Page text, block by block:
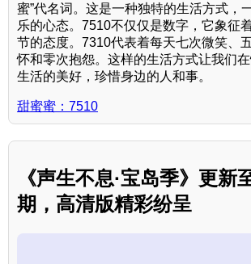
蜜”代名词。这是一种独特的生活方式，
乐的心态。7510不仅仅是数字，它象征
节的态度。7310代表着每天七次微笑、
怀和零次抱怨。这样的生活方式让我们
生活的美好，珍惜身边的人和事。
甜蜜蜜：7510
《声生不息·宝岛季》更新
期，高清版精彩纷呈